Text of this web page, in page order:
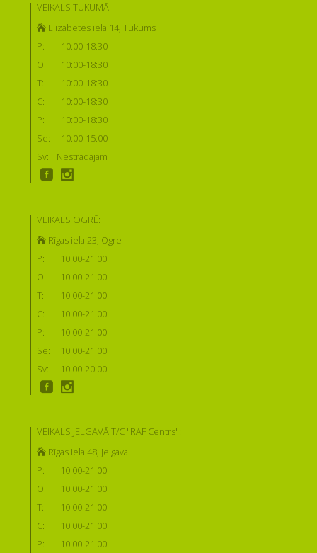
VEIKALS TUKUMĀ
Elizabetes iela 14, Tukums
P:
10:00-18:30
O:
10:00-18:30
T:
10:00-18:30
C:
10:00-18:30
P:
10:00-18:30
Se:
10:00-15:00
Sv:
Nestrādājam
VEIKALS OGRĒ:
Rīgas iela 23, Ogre
P:
10:00-21:00
O:
10:00-21:00
T:
10:00-21:00
C:
10:00-21:00
P:
10:00-21:00
Se:
10:00-21:00
Sv:
10:00-20:00
VEIKALS JELGAVĀ T/C "RAF Centrs":
Rīgas iela 48, Jelgava
P:
10:00-21:00
O:
10:00-21:00
T:
10:00-21:00
C:
10:00-21:00
P:
10:00-21:00